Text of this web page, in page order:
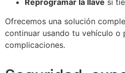
Reprogramar la llave si
Ofrecemos una solución
continuar usando tu vehículo o
complicaciones.